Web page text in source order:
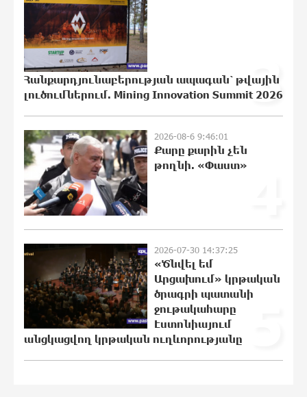
Նոր պարտքեր են ներգրավում
ճեղքերը փակելու համար. «Փաստ»
«Փաստ»
9:18:24 6-08-2026
Ես հավատում եմ, որ «Արարարտ-
Արմենիան» ունակ է անցնել
0:57:28 6-08-2026
Գերմանիայում ահաբեկչության
գործով քննություն է սկսվել
Լայպցիգի օդանավակայանում
պայթուցիկով անօդաչու սարք
հայտնաբերելուց հետո
3
Հանքարդյունաբերության ապագան՝ թվային
լուծումներում. Mining Innovation Summit 2026
2026-08-6 9:46:01
Քարը քարին չեն
թողնի. «Փաստ»
2026-07-30 14:37:25
«Ծնվել եմ
Արցախում» կրթական
ծրագրի պատանի
ջութակահարը
Էստոնիայում
անցկացվող կրթական ուղևորությանը